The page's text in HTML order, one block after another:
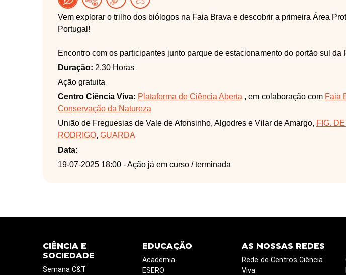
Vem explorar o trilho dos biólogos na Faia Brava e descobrir a primeira Área
Portugal!
Encontro com os participantes junto parque de estacionamento do portão sul da
caminhada pelo trilho dos biólogos na Faia Brava (cerca de 2 Km).
Duração: 2.30 Horas
Ação gratuita
Centro Ciência Viva: Plataforma de Ciência Aberta , em colaboração com Faia
Conservação da Natureza
União de Freguesias de Vale de Afonsinho, Algodres e Vilar de Amargo, FIG.
RODRIGO, GUARDA
Data:
19-07-2025 18:00 - Ação já em curso / terminada
CIÊNCIA E
SOCIEDADE
Semana C&T
EDUCAÇÃO
Academia
ESERO
AS NOSSAS REDES
Rede de Centros Ciência
Viva